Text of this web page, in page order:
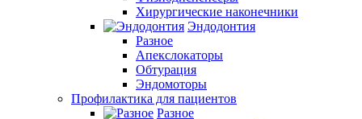
Хирургические наконечники
Эндодонтия
Разное
Апекслокаторы
Обтурация
Эндомоторы
Профилактика для пациентов
Разное